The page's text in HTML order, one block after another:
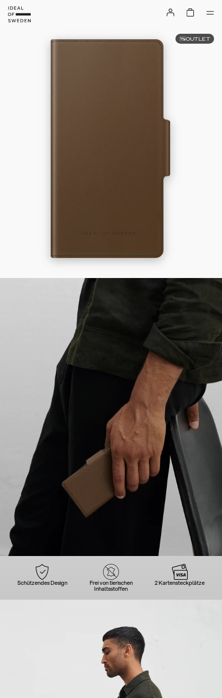
Schützendes Design Frei von tierischen
Inhaltsstoffen
2 Kartensteckplätze
OUTLET